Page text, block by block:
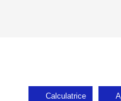
Calculatrice